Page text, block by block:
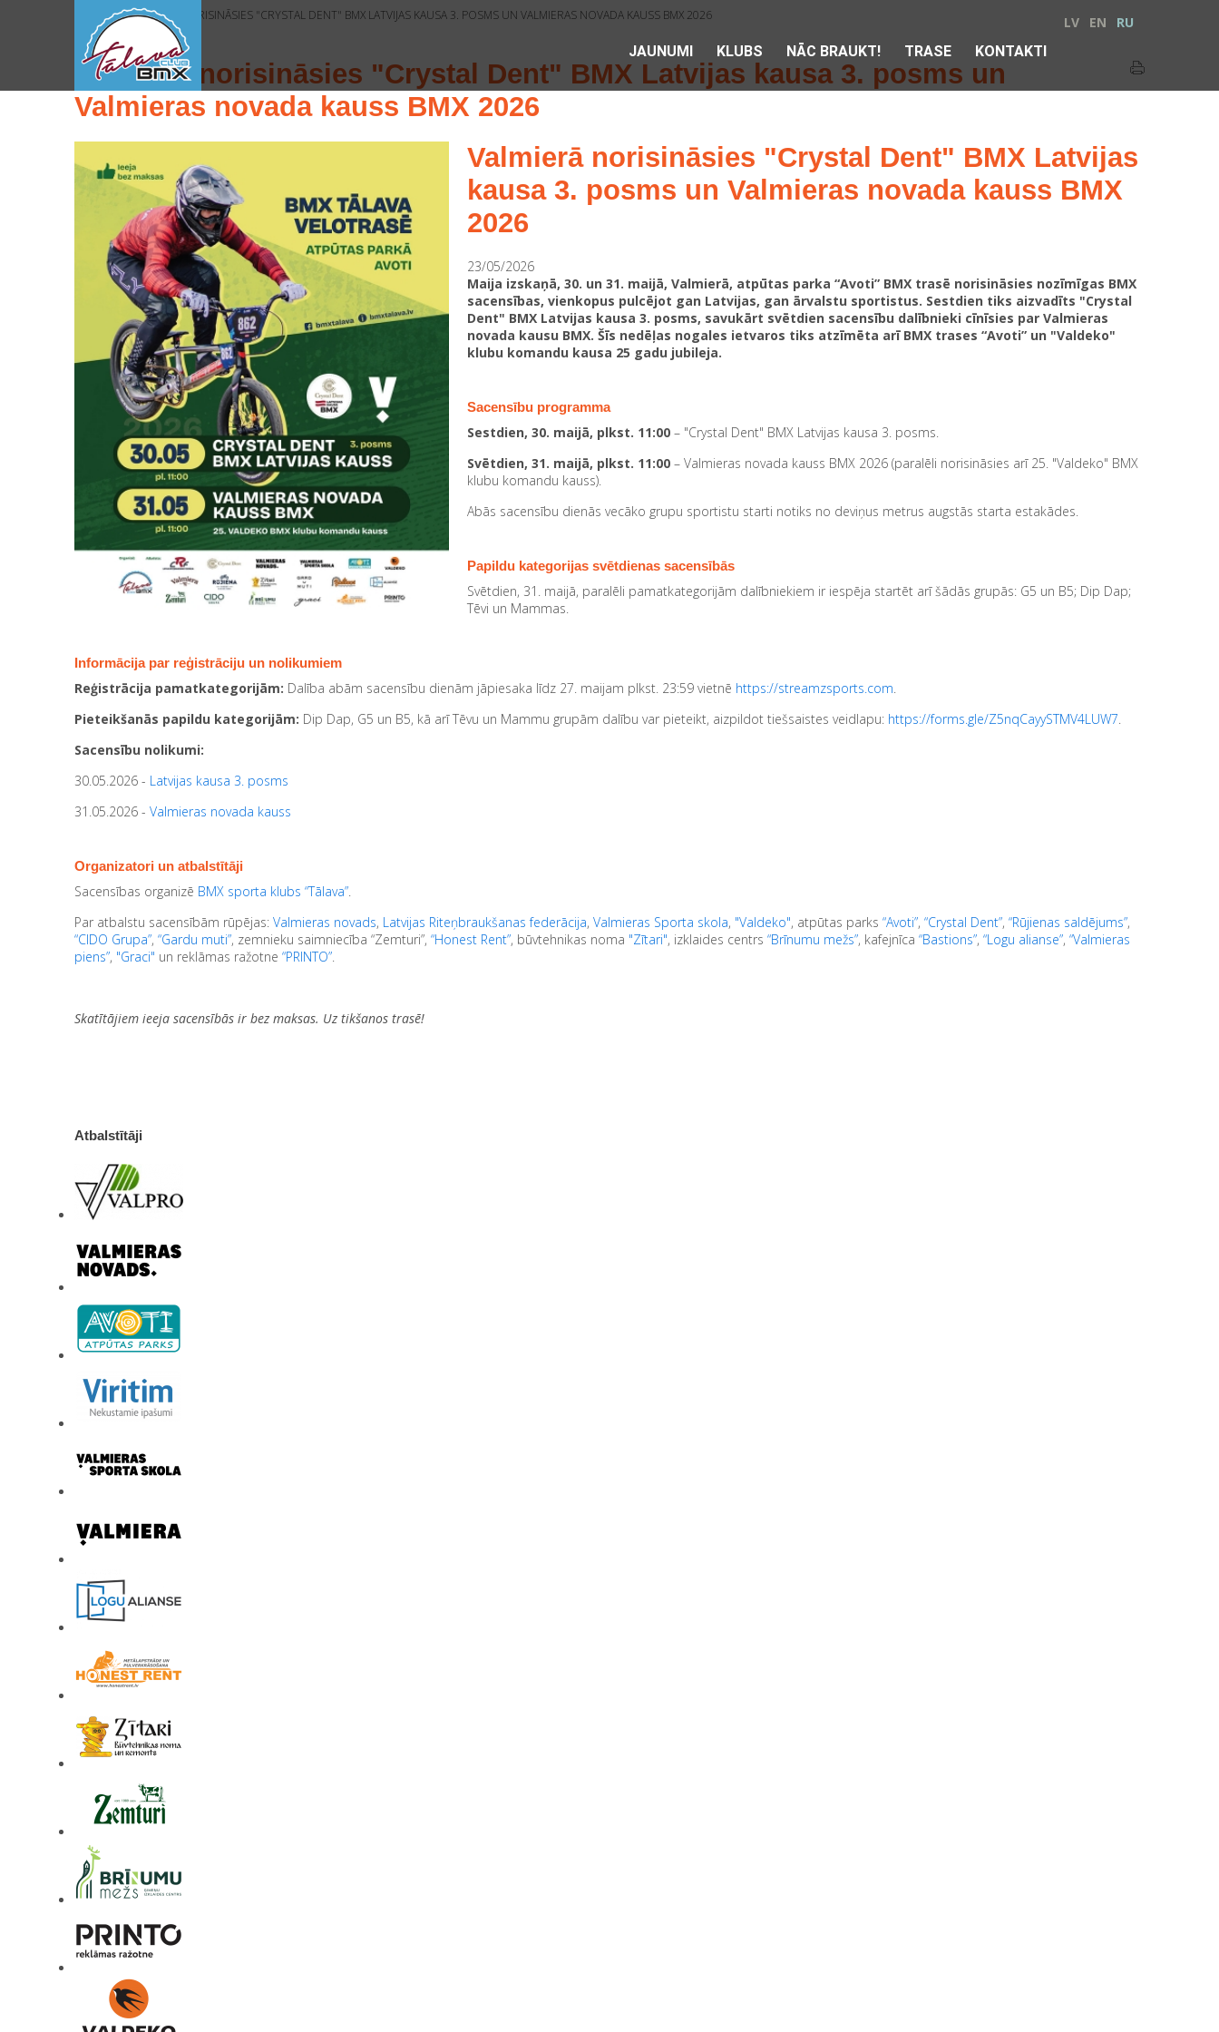
LV EN
RU
JAUNUMI
KLUBS NĀC BRAUKT! TRASE KONTAKTI
HOME>>VALMIERĀ NORISINĀSIES "CRYSTAL DENT" BMX LATVIJAS KAUSA 3. POSMS UN VALMIERAS NOVADA KAUSS BMX 2026
Valmierā norisināsies "Crystal Dent" BMX Latvijas kausa 3. posms un
Valmieras novada kauss BMX 2026
Valmierā norisināsies "Crystal Dent" BMX Latvijas
kausa 3. posms un Valmieras novada kauss BMX
2026
23/05/2026
Maija izskaņā, 30. un 31. maijā, Valmierā, atpūtas parka “Avoti” BMX trasē norisināsies nozīmīgas BMX
sacensības, vienkopus pulcējot gan Latvijas, gan ārvalstu sportistus. Sestdien tiks aizvadīts "Crystal
Dent" BMX Latvijas kausa 3. posms, savukārt svētdien sacensību dalībnieki cīnīsies par Valmieras
novada kausu BMX. Šīs nedēļas nogales ietvaros tiks atzīmēta arī BMX trases “Avoti” un "Valdeko"
klubu komandu kausa 25 gadu jubileja.
Sacensību programma
Sestdien, 30. maijā, plkst. 11:00 – "Crystal Dent" BMX Latvijas kausa 3. posms.
Svētdien, 31. maijā, plkst. 11:00 – Valmieras novada kauss BMX 2026 (paralēli norisināsies arī 25. "Valdeko" BMX
klubu komandu kauss).
Abās sacensību dienās vecāko grupu sportistu starti notiks no deviņus metrus augstās starta estakādes.
Papildu kategorijas svētdienas sacensībās
Svētdien, 31. maijā, paralēli pamatkategorijām dalībniekiem ir iespēja startēt arī šādās grupās: G5 un B5; Dip Dap;
Tēvi un Mammas.
Informācija par reģistrāciju un nolikumiem
Reģistrācija pamatkategorijām: Dalība abām sacensību dienām jāpiesaka līdz 27. maijam plkst. 23:59 vietnē https://streamzsports.com.
Pieteikšanās papildu kategorijām: Dip Dap, G5 un B5, kā arī Tēvu un Mammu grupām dalību var pieteikt, aizpildot tiešsaistes veidlapu: https://forms.gle/Z5nqCayySTMV4LUW7.
Sacensību nolikumi:
30.05.2026 - Latvijas kausa 3. posms
31.05.2026 - Valmieras novada kauss
Organizatori un atbalstītāji
Sacensības organizē BMX sporta klubs “Tālava”.
Par atbalstu sacensībām rūpējas: Valmieras novads, Latvijas Riteņbraukšanas federācija, Valmieras Sporta skola, "Valdeko", atpūtas parks “Avoti”, “Crystal Dent”, “Rūjienas saldējums”,
“CIDO Grupa”, “Gardu muti”, zemnieku saimniecība “Zemturi”, “Honest Rent”, būvtehnikas noma "Zītari", izklaides centrs “Brīnumu mežs”, kafejnīca “Bastions”, “Logu alianse”, “Valmieras
piens”, "Graci" un reklāmas ražotne “PRINTO”.
Skatītājiem ieeja sacensībās ir bez maksas. Uz tikšanos trasē!
Atbalstītāji